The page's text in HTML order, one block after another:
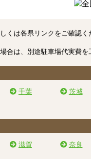
くは各県リンクをご確認く
合は、別途駐車場代実費
千葉 茨城
滋賀 奈良